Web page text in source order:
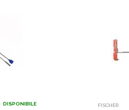
DISPONIBILE FISCHER